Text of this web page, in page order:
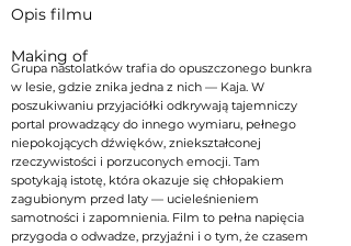
Opis filmu
Making of
Grupa nastolatków trafia do opuszczonego bunkra
w lesie, gdzie znika jedna z nich — Kaja. W
poszukiwaniu przyjaciółki odkrywają tajemniczy
portal prowadzący do innego wymiaru, pełnego
niepokojących dźwięków, zniekształconej
rzeczywistości i porzuconych emocji. Tam
spotykają istotę, która okazuje się chłopakiem
zagubionym przed laty — ucieleśnieniem
samotności i zapomnienia. Film to pełna napięcia
przygoda o odwadze, przyjaźni i o tym, że czasem